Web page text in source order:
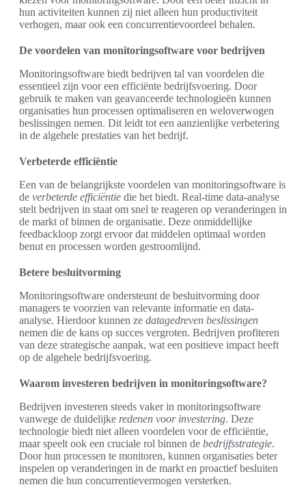
hun activiteiten kunnen zij niet alleen hun productiviteit
verhogen, maar ook een concurrentievoordeel behalen.
De voordelen van monitoringsoftware voor bedrijven
Monitoringsoftware biedt bedrijven tal van voordelen die
essentieel zijn voor een efficiënte bedrijfsvoering. Door
gebruik te maken van geavanceerde technologieën kunnen
organisaties hun processen optimaliseren en weloverwogen
beslissingen nemen. Dit leidt tot een aanzienlijke verbetering
in de algehele prestaties van het bedrijf.
Verbeterde efficiëntie
Een van de belangrijkste voordelen van monitoringsoftware is
de verbeterde efficiëntie die het biedt. Real-time data-analyse
stelt bedrijven in staat om snel te reageren op veranderingen in
de markt of binnen de organisatie. Deze onmiddellijke
feedbackloop zorgt ervoor dat middelen optimaal worden
benut en processen worden gestroomlijnd.
Betere besluitvorming
Monitoringsoftware ondersteunt de besluitvorming door
managers te voorzien van relevante informatie en data-
analyse. Hierdoor kunnen ze datagedreven beslissingen
nemen die de kans op succes vergroten. Bedrijven profiteren
van deze strategische aanpak, wat een positieve impact heeft
op de algehele bedrijfsvoering.
Waarom investeren bedrijven in monitoringsoftware?
Bedrijven investeren steeds vaker in monitoringsoftware
vanwege de duidelijke redenen voor investering. Deze
technologie biedt niet alleen voordelen voor de efficiëntie,
maar speelt ook een cruciale rol binnen de bedrijfsstrategie.
Door hun processen te monitoren, kunnen organisaties beter
inspelen op veranderingen in de markt en proactief besluiten
nemen die hun concurrentievermogen versterken.